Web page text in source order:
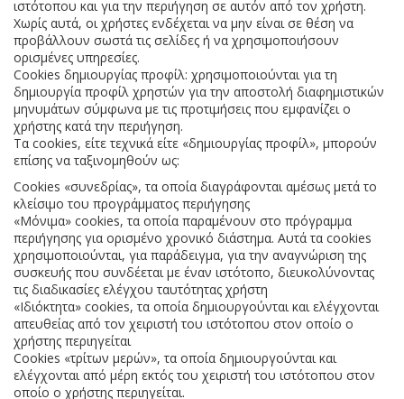
ιστότοπου και για την περιήγηση σε αυτόν από τον χρήστη.
Χωρίς αυτά, οι χρήστες ενδέχεται να μην είναι σε θέση να
προβάλλουν σωστά τις σελίδες ή να χρησιμοποιήσουν
ορισμένες υπηρεσίες.
Cookies δημιουργίας προφίλ: χρησιμοποιούνται για τη
δημιουργία προφίλ χρηστών για την αποστολή διαφημιστικών
μηνυμάτων σύμφωνα με τις προτιμήσεις που εμφανίζει ο
χρήστης κατά την περιήγηση.
Τα cookies, είτε τεχνικά είτε «δημιουργίας προφίλ», μπορούν
επίσης να ταξινομηθούν ως:
Cookies «συνεδρίας», τα οποία διαγράφονται αμέσως μετά το
κλείσιμο του προγράμματος περιήγησης
«Μόνιμα» cookies, τα οποία παραμένουν στο πρόγραμμα
περιήγησης για ορισμένο χρονικό διάστημα. Αυτά τα cookies
χρησιμοποιούνται, για παράδειγμα, για την αναγνώριση της
συσκευής που συνδέεται με έναν ιστότοπο, διευκολύνοντας
τις διαδικασίες ελέγχου ταυτότητας χρήστη
«Ιδιόκτητα» cookies, τα οποία δημιουργούνται και ελέγχονται
απευθείας από τον χειριστή του ιστότοπου στον οποίο ο
χρήστης περιηγείται
Cookies «τρίτων μερών», τα οποία δημιουργούνται και
ελέγχονται από μέρη εκτός του χειριστή του ιστότοπου στον
οποίο ο χρήστης περιηγείται.